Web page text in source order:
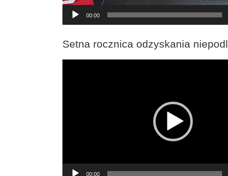
00:00
Setna rocznica odzyskania
00:00